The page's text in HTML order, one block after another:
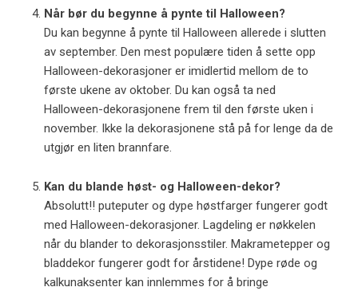
Når bør du begynne å pynte til Halloween?
Du kan begynne å pynte til Halloween allerede i slutten
av september. Den mest populære tiden å sette opp
Halloween-dekorasjoner er imidlertid mellom de to
første ukene av oktober. Du kan også ta ned
Halloween-dekorasjonene frem til den første uken i
november. Ikke la dekorasjonene stå på for lenge da de
utgjør en liten brannfare.
Kan du blande høst- og Halloween-dekor?
Absolutt!! puteputer og dype høstfarger fungerer godt
med Halloween-dekorasjoner. Lagdeling er nøkkelen
når du blander to dekorasjonsstiler. Makrametepper og
bladdekor fungerer godt for årstidene! Dype røde og
kalkunaksenter kan innlemmes for å bringe